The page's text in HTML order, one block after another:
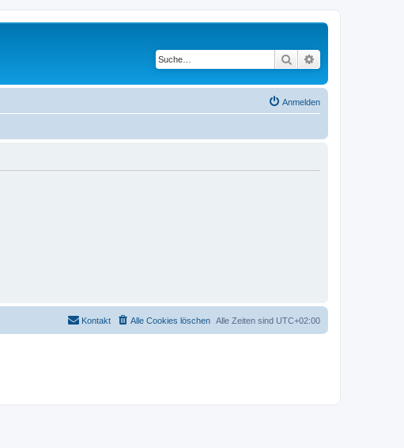
Suche
Anmelden
Alle Zeiten sind UTC+02:00
Alle Cookies löschen
Kontakt